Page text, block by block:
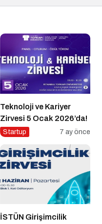
Teknoloji ve Kariyer
Zirvesi 5 Ocak 2026’da!
Startup 7 ay önce
İSTÜN Girişimcilik